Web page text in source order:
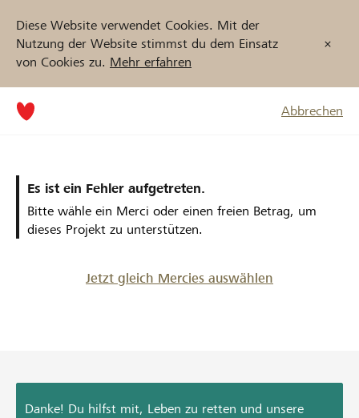
Diese Website verwendet Cookies. Mit der
Nutzung der Website stimmst du dem Einsatz
von Cookies zu. Mehr erfahren
Abbrechen
Es ist ein Fehler aufgetreten.
Bitte wähle ein Merci oder einen freien Betrag, um
dieses Projekt zu unterstützen.
Jetzt gleich Mercies auswählen
Danke! Du hilfst mit, Leben zu retten und unsere